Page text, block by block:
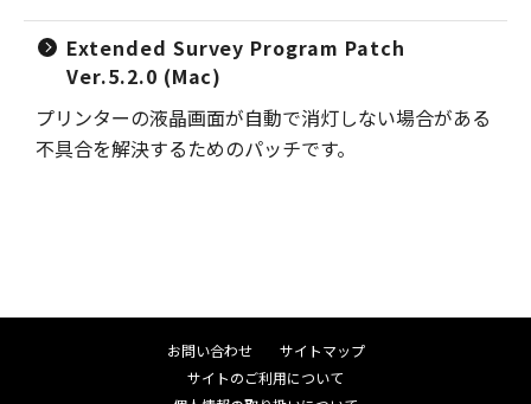
Extended Survey Program Patch
Ver.5.2.0 (Mac)
プリンターの液晶画面が自動で消灯しない場合がある
不具合を解決するためのパッチです。
お問い合わせ
サイトマップ
サイトのご利用について